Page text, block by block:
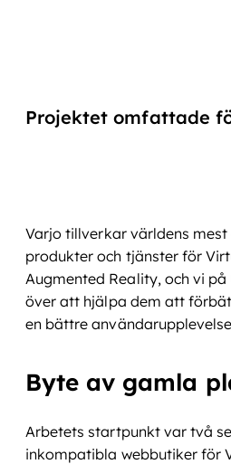
Projektet omfattade
Varjo tillverkar världens
produkter och tjänster för
Augmented Reality, och vi
över att hjälpa dem att
en bättre
Byte av gamla
Arbetets startpunkt var två
inkompatibla webbutiker för